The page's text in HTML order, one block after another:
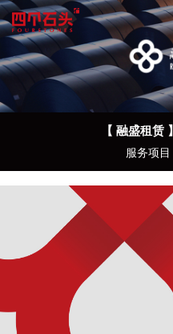
【 融盛租
服务项